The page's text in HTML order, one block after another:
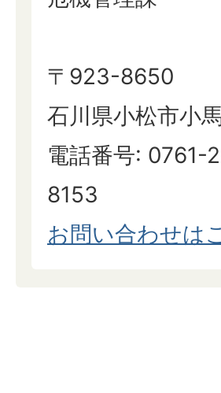
〒923-8650
石川県小松市小
電話番号:
8153
お問い合わせは